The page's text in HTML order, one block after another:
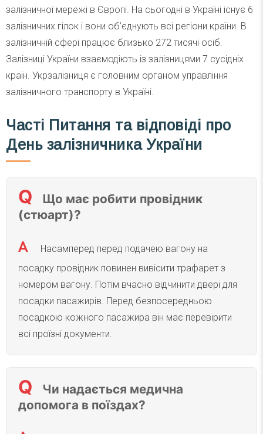
залізничної мережі в Європі. На сьогодні в Україні існує 6
залізничних гілок і вони об’єднують всі регіони країни. В
залізничній сфері працює близько 272 тисячі осіб.
Залізниці України взаємодіють із залізницями 7 сусідніх
країн. Укрзалізниця є головним органом управління
залізничного транспорту в Україні.
Часті Питання та відповіді про
День залізничника України
Що має робити провідник
(стюарт)?
Насамперед перед подачею вагону на
посадку провідник повинен вивісити трафарет з
номером вагону. Потім вчасно відчинити двері для
посадки пасажирів. Перед безпосередньою
посадкою кожного пасажира він має перевірити
всі проїзні документи.
Чи надається медична
допомога в поїздах?